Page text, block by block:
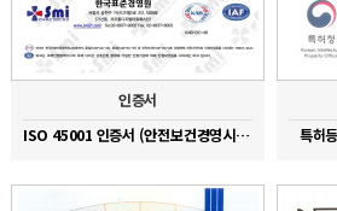
인증서
ISO 45001 인증서 (안전보건경영시스템)
특허